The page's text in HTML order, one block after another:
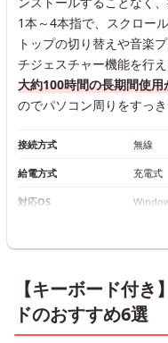
1本～4本指で、スクロー
トップの切り替えや音楽
チジェスチャー機能を行え
大約100時間の長期間使用
のでパソコン周りをすっき
接続方式 無線
給電方式 充電式
対応OS
【キーボード付
ドのおすすめ6選